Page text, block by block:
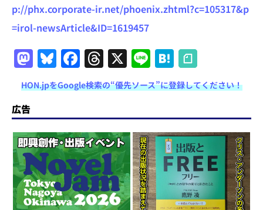
p://phx.corporate-ir.net/phoenix.zhtml?c=105317&p
=irol-newsArticle&ID=1619457
M
a
st
o
d
o
n
Bl
u
e
s
k
y
F
a
c
e
b
o
o
k
T
h
re
a
d
s
X Li
n
e
H
at
e
n
a
HON.jpをGoogle検索の“優先ソース”に登録してください！
広告